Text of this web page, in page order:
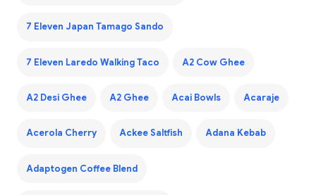
7 Eleven Japan Tamago Sando
7 Eleven Laredo Walking Taco A2 Cow Ghee
A2 Desi Ghee A2 Ghee Acai Bowls Acaraje
Acerola Cherry Ackee Saltfish Adana Kebab
Adaptogen Coffee Blend